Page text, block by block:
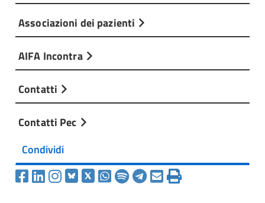
Associazioni dei pazienti
AIFA Incontra
Contatti
Contatti Pec
Condividi